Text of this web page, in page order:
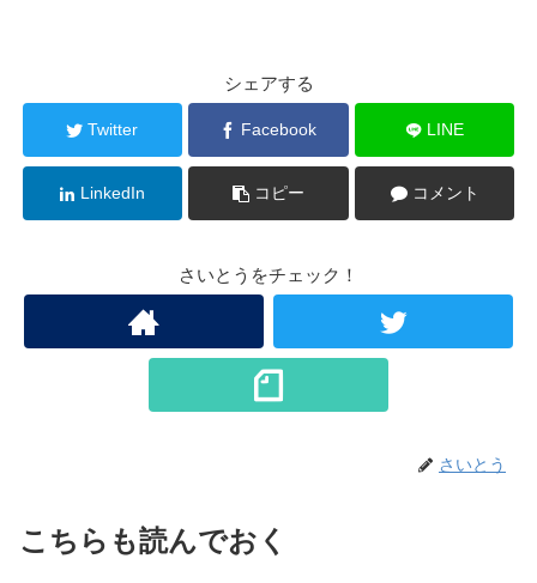
シェアする
Twitter Facebook LINE
LinkedIn コピー コメント
さいとうをチェック！
さいとう
こちらも読んでおく